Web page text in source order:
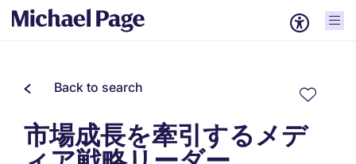
Back to search
市場成長を牽引するメデ